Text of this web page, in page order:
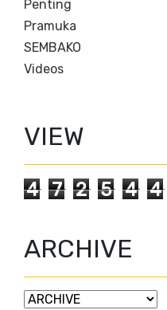
Penting
Pramuka
SEMBAKO
Videos
VIEW
4 7 2 5 4 4
ARCHIVE